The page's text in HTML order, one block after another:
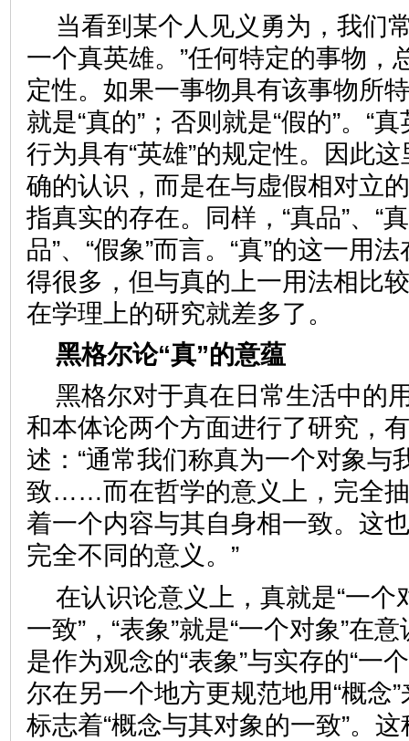
当看到某个人见义勇为，我们
一个真英雄。”任何特定的事物，
定性。如果一事物具有该事物所
就是“真的”；否则就是“假的”。“
行为具有“英雄”的规定性。因此这
确的认识，而是在与虚假相对立
指真实的存在。同样，“真品”、“
品”、“假象”而言。“真”的这一用
得很多，但与真的上一用法相比
在学理上的研究就差多了。
黑格尔论“真”的意蕴
黑格尔对于真在日常生活中的
和本体论两个方面进行了研究，
述：“通常我们称真为一个对象与
致……而在哲学的意义上，完全
着一个内容与其自身相一致。这
完全不同的意义。”
在认识论意义上，真就是“一个
一致”，“表象”就是“一个对象”在
是作为观念的“表象”与实存的“一
尔在另一个地方更规范地用“概念”
标志着“概念与其对象的一致”。这